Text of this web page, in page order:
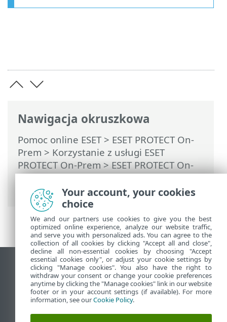
Nawigacja okruszkowa
Pomoc online ESET> ESET PROTECT On-
Prem > Korzystanie z usługi ESET
PROTECT On-Prem>ESET PROTECT On-
Prem Menu główne>Więcej>
Certyfikaty
Wyświetl witrynę internetową dla
komputerów
End of Life
Baza wiedzy ESET
Forum ESET
Your account, your cookies
choice
We and our partners use cookies to give you the best
optimized online experience, analyze our website traffic,
and serve you with personalized ads. You can agree to the
collection of all cookies by clicking "Accept all and close",
decline all non-essential cookies by choosing "Accept
essential cookies only", or adjust your cookie settings by
clicking "Manage cookies". You also have the right to
withdraw your consent or change your cookie preferences
anytime by clicking the "Manage cookies" link in our website
footer or in your account settings (if available). For more
information, see ourCookie Policy.